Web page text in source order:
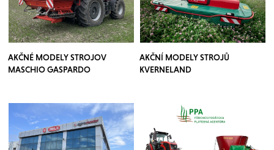
AKČNÉ MODELY STROJOV
MASCHIO GASPARDO
AKČNÍ MODELY STROJŮ
KVERNELAND